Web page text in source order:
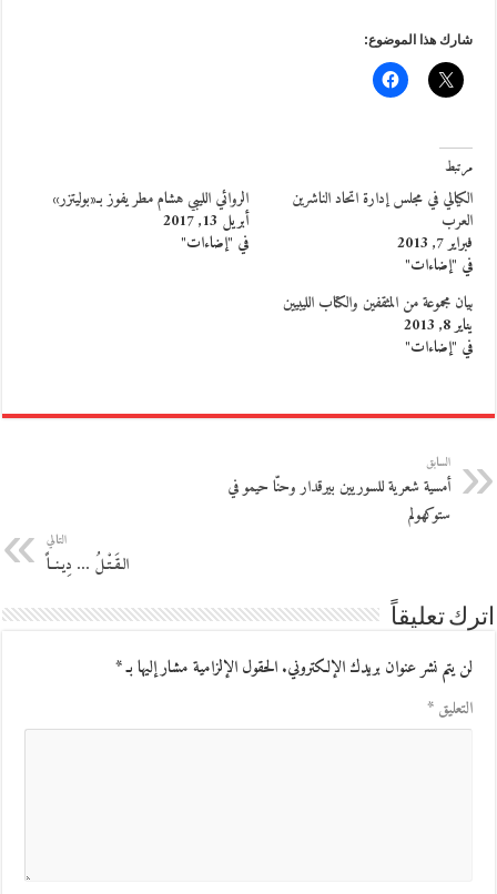
شارك هذا الموضوع:
مرتبط
الكيالي في مجلس إدارة اتحاد الناشرين
العرب
فبراير 7, 2013
في "إضاءات"
الروائي الليبي هشام مطر يفوز بـ«بوليتزر»
أبريل 13, 2017
في "إضاءات"
بيان مجموعة من المثقفين والكتاب الليبيين
يناير 8, 2013
في "إضاءات"
السابق
أمسية شعرية للسوريين بيرقدار وحنّا حيمو في
ستوكهولم
التالي
الـقَـتْـلُ … دِيـنــاً
اترك تعليقاً
لن يتم نشر عنوان بريدك الإلكتروني.الحقول الإلزامية مشار إليها بـ*
التعليق*